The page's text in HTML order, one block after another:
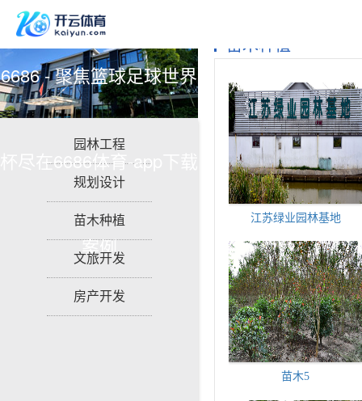
6686 - 聚焦篮球足球世界
杯尽在6686体育-app下载
案例
园林工程
规划设计
苗木种植
文旅开发
房产开发
苗木种植
江苏绿业园林基地
苗木5